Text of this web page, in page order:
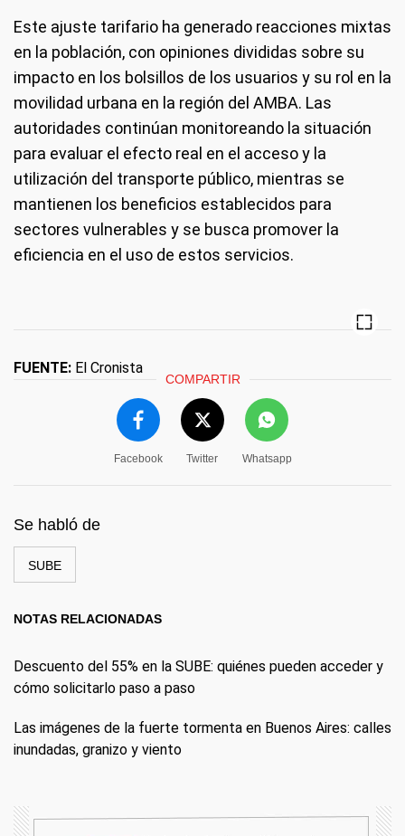
Este ajuste tarifario ha generado reacciones mixtas
en la población, con opiniones divididas sobre su
impacto en los bolsillos de los usuarios y su rol en la
movilidad urbana en la región del AMBA. Las
autoridades continúan monitoreando la situación
para evaluar el efecto real en el acceso y la
utilización del transporte público, mientras se
mantienen los beneficios establecidos para
sectores vulnerables y se busca promover la
eficiencia en el uso de estos servicios.
FUENTE: El Cronista
COMPARTIR
Facebook Twitter Whatsapp
Se habló de
SUBE
NOTAS RELACIONADAS
Descuento del 55% en la SUBE: quiénes pueden acceder y
cómo solicitarlo paso a paso
Las imágenes de la fuerte tormenta en Buenos Aires: calles
inundadas, granizo y viento